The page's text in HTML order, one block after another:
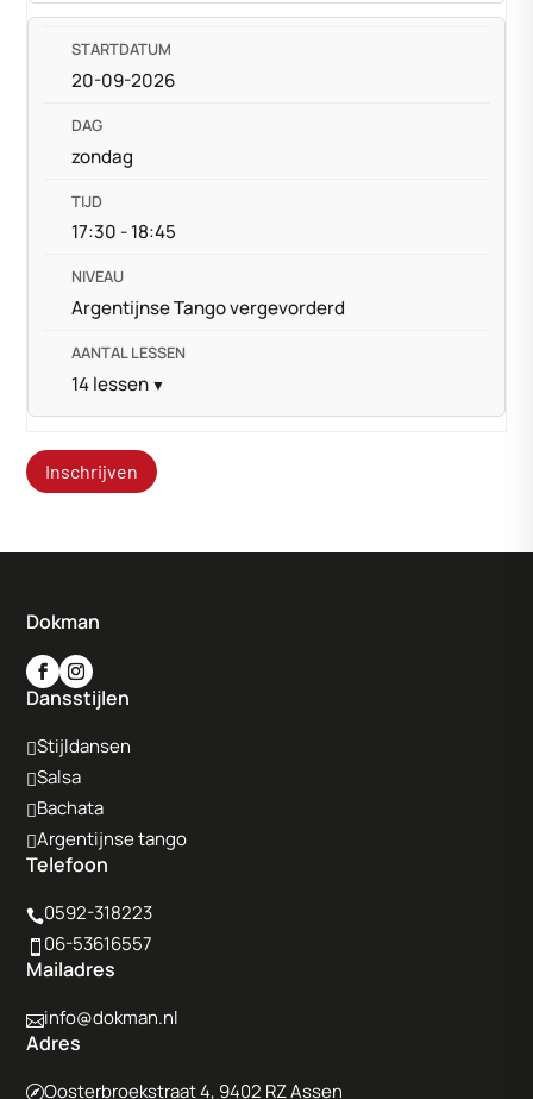
20-09-2026
zondag
17:30 - 18:45
Argentijnse Tango vergevorderd
14 lessen
Inschrijven
Dokman
Dansstijlen
Stijldansen
Salsa
Bachata
Argentijnse tango
Telefoon
0592-318223
 06-53616557
Mailadres
info@dokman.nl
Adres
Oosterbroekstraat 4, 9402 RZ Assen